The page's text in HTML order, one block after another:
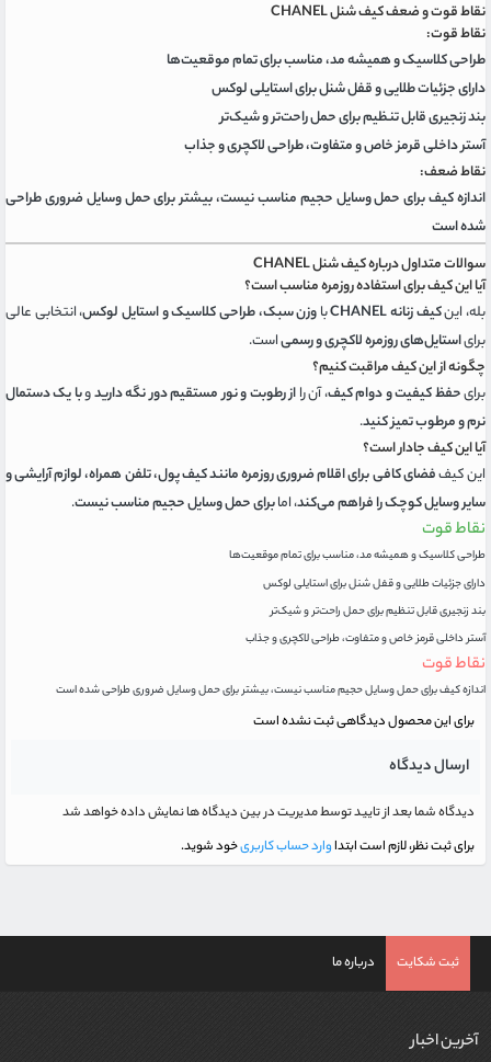
نقاط قوت و ضعف کیف شنل CHANEL
نقاط قوت:
طراحی کلاسیک و همیشه مد، مناسب برای تمام موقعیت‌ها
دارای جزئیات طلایی و قفل شنل برای استایلی لوکس
بند زنجیری قابل تنظیم برای حمل راحت‌تر و شیک‌تر
آستر داخلی قرمز خاص و متفاوت، طراحی لاکچری و جذاب
نقاط ضعف:
اندازه کیف برای حمل وسایل حجیم مناسب نیست، بیشتر برای حمل وسایل ضروری طراحی
شده است
سوالات متداول درباره کیف شنل CHANEL
آیا این کیف برای استفاده روزمره مناسب است؟
بله، اینکیف زنانه CHANEL باوزن سبک، طراحی کلاسیک و استایل لوکس، انتخابی عالی
برایاستایل‌های روزمره لاکچری و رسمیاست.
چگونه از این کیف مراقبت کنیم؟
برایحفظ کیفیت و دوام کیف، آن رااز رطوبت و نور مستقیم دور نگه داریدوبا یک دستمال
نرم و مرطوب تمیز کنید.
آیا این کیف جادار است؟
این کیففضای کافی برای اقلام ضروری روزمره مانند کیف پول، تلفن همراه، لوازم آرایشی و
سایر وسایل کوچک را فراهم می‌کند، امابرای حمل وسایل حجیم مناسب نیست.
نقاط قوت
طراحی کلاسیک و همیشه مد، مناسب برای تمام موقعیت‌ها
دارای جزئیات طلایی و قفل شنل برای استایلی لوکس
بند زنجیری قابل تنظیم برای حمل راحت‌تر و شیک‌تر
آستر داخلی قرمز خاص و متفاوت، طراحی لاکچری و جذاب
نقاط قوت
اندازه کیف برای حمل وسایل حجیم مناسب نیست، بیشتر برای حمل وسایل ضروری طراحی شده است
برای این محصول دیدگاهی ثبت نشده است
ارسال دیدگاه
دیدگاه شما بعد از تایید توسط مدیریت در بین دیدگاه ها نمایش داده خواهد شد
برای ثبت نظر، لازم است ابتداوارد حساب کاربریخود شوید.
ثبت شکایت درباره ما
آخرین اخبار